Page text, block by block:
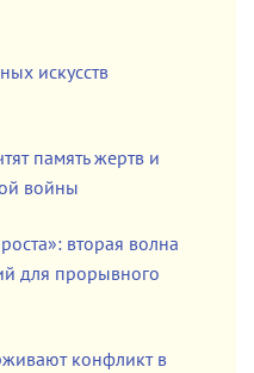
искусств
память жертв и
войны
вторая волна
для прорывного
конфликт в